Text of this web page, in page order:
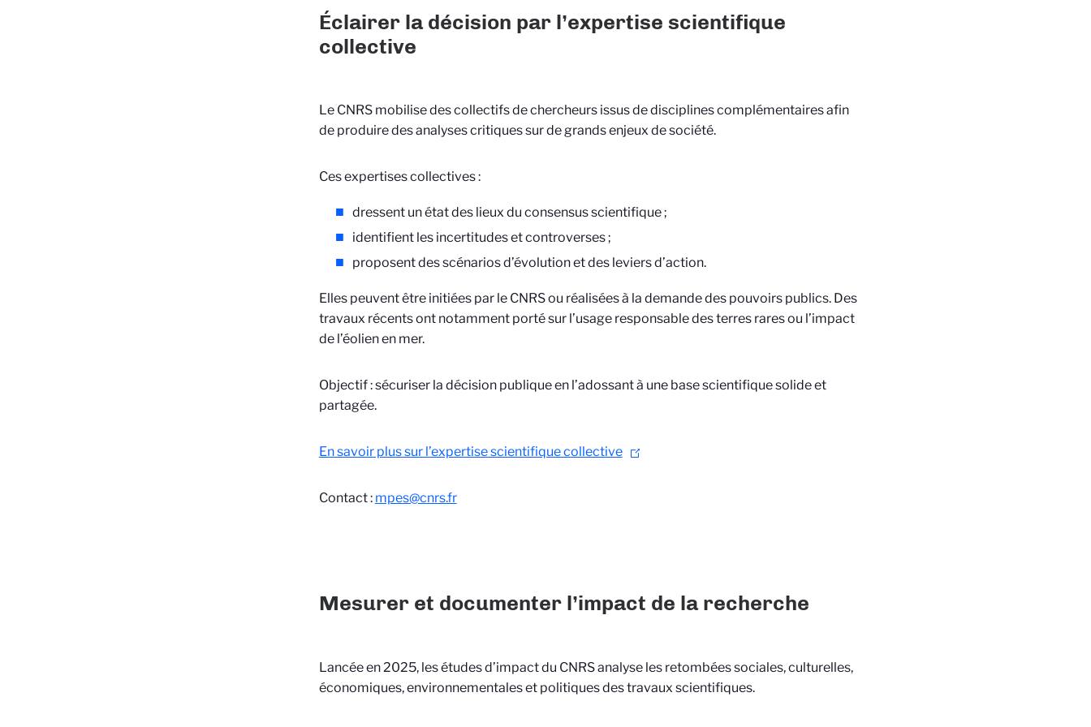
Éclairer la décision par l’expertise scientifique
collective
Le CNRS mobilise des collectifs de chercheurs issus de disciplines complémentaires afin
de produire des analyses critiques sur de grands enjeux de société.
Ces expertises collectives :
dressent un état des lieux du consensus scientifique ;
identifient les incertitudes et controverses ;
proposent des scénarios d’évolution et des leviers d’action.
Elles peuvent être initiées par le CNRS ou réalisées à la demande des pouvoirs publics. Des
travaux récents ont notamment porté sur l’usage responsable des terres rares ou l’impact
de l’éolien en mer.
Objectif : sécuriser la décision publique en l’adossant à une base scientifique solide et
partagée.
En savoir plus sur l’expertise scientifique collective
Contact : mpes@cnrs.fr
Mesurer et documenter l’impact de la recherche
Lancée en 2025, les études d’impact du CNRS analyse les retombées sociales, culturelles,
économiques, environnementales et politiques des travaux scientifiques.